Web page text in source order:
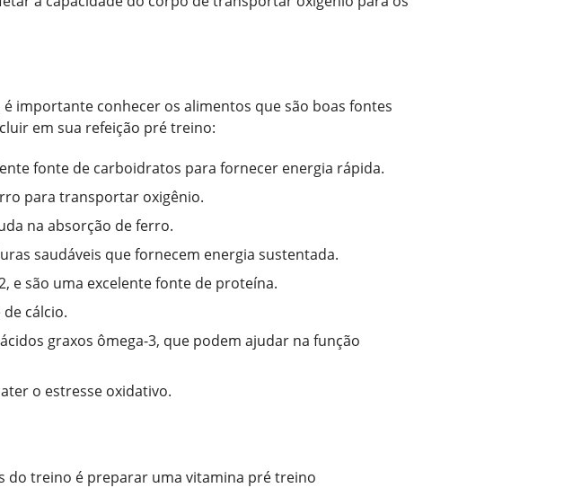
importante conhecer os alimentos que são boas fontes
em sua refeição pré treino:
fonte de carboidratos para fornecer energia rápida.
para transportar oxigênio.
na absorção de ferro.
saudáveis que fornecem energia sustentada.
e são uma excelente fonte de proteína.
cálcio.
graxos ômega-3, que podem ajudar na função
o estresse oxidativo.
do treino é preparar uma vitamina pré treino